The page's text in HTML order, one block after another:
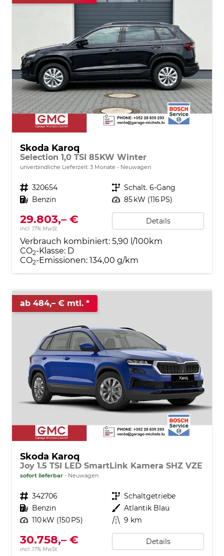
Skoda Karoq
Selection 1,0 TSI 85KW Winter
unverbindliche Lieferzeit: 3 Monate Neuwagen
Fahrzeugnr. 320654 Getriebe Schalt. 6-Gang
Kraftstoff Benzin Leistung 85 kW (116 PS)
29.803,– €
incl. 17% MwSt.
Details
Verbrauch kombiniert: 5,90 l/100km
CO2-Klasse: D
CO2-Emissionen: 134,00 g/km
ab 484,– € mtl.
Skoda Karoq
Joy 1.5 TSI LED SmartLink Kamera SHZ VZE
sofort lieferbar Neuwagen
Fahrzeugnr. 342706 Getriebe Schaltgetriebe
Kraftstoff Benzin Außenfarbe Atlantik Blau
Leistung 110 kW (150 PS) Kilometerstand 9 km
30.758,– €
incl. 17% MwSt.
Details